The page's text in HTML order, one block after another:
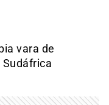
vara de